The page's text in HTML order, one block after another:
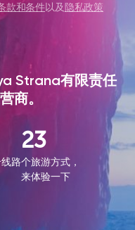
款和条件以及 隐私政策
Strana有限责任
商。
路
23
个旅游方式，
来体验一下